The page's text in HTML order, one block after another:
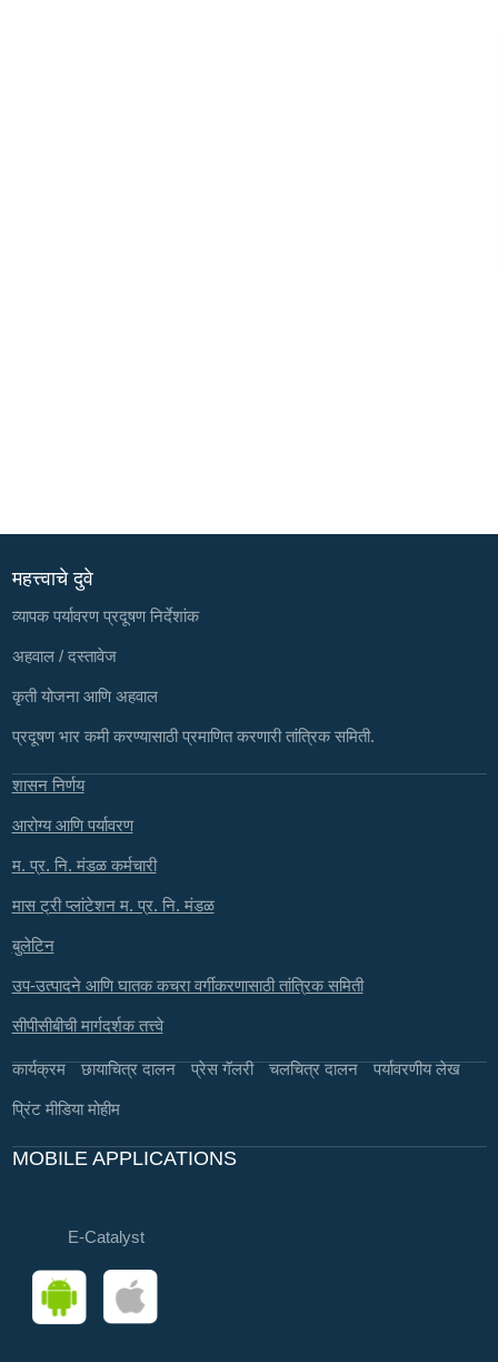
महत्त्वाचे दुवे
व्यापक पर्यावरण प्रदूषण निर्देशांक
अहवाल / दस्तावेज
कृती योजना आणि अहवाल
प्रदूषण भार कमी करण्यासाठी प्रमाणित करणारी तांत्रिक समिती.
शासन निर्णय
आरोग्य आणि पर्यावरण
म. प्र. नि. मंडळ कर्मचारी
मास ट्री प्लांटेशन म. प्र. नि. मंडळ
बुलेटिन
उप-उत्पादने आणि घातक कचरा वर्गीकरणासाठी तांत्रिक समिती
सीपीसीबीची मार्गदर्शक तत्त्वे
कार्यक्रम छायाचित्र दालन प्रेस गॅलरी चलचित्र दालन पर्यावरणीय लेख
प्रिंट मीडिया मोहीम
MOBILE APPLICATIONS
E-Catalyst